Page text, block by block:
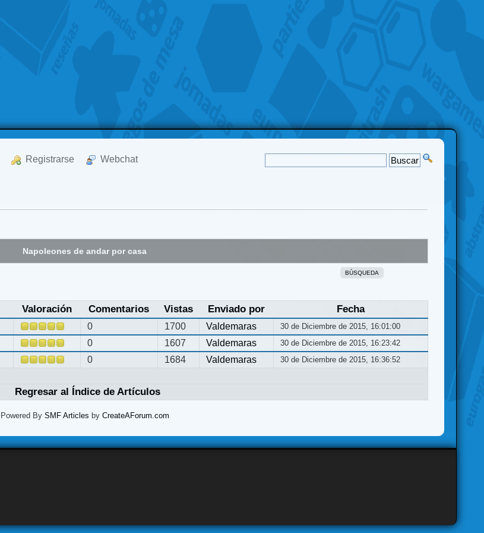
Registrarse Webchat
Napoleones de andar por casa
BÚSQUEDA
Valoración Comentarios Vistas Enviado por Fecha
0 1700 Valdemaras 30 de Diciembre de 2015, 16:01:00
0 1607 Valdemaras 30 de Diciembre de 2015, 16:23:42
0 1684 Valdemaras 30 de Diciembre de 2015, 16:36:52
Regresar al Índice de Artículos
Powered By SMF Articles by CreateAForum.com